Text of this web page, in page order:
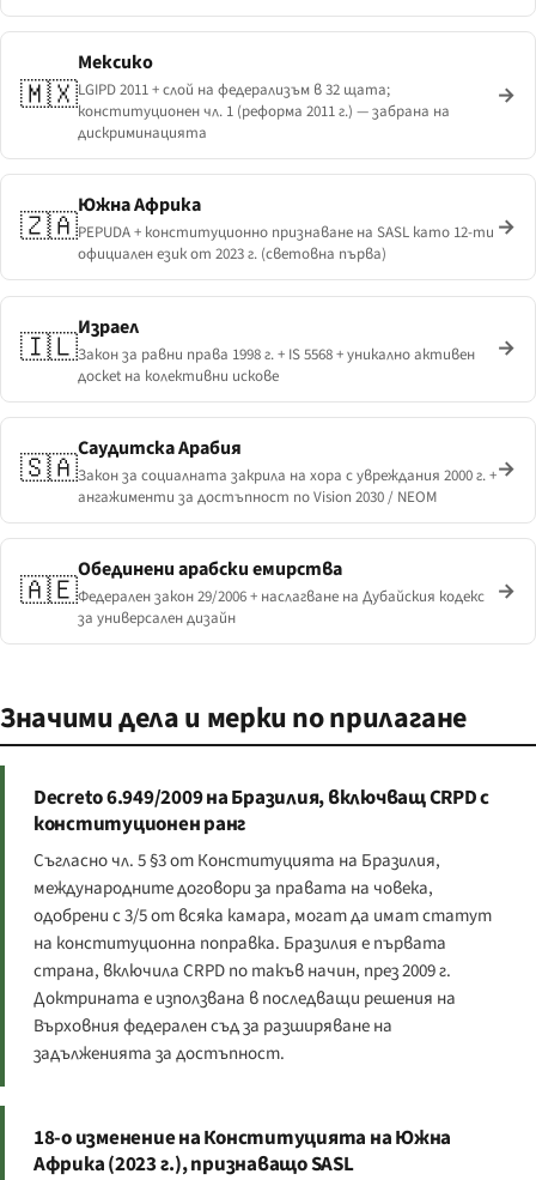
🇲🇽
Мексико
LGIPD 2011 + слой на федерализъм в 32 щата;
конституционен чл. 1 (реформа 2011 г.) — забрана на
дискриминацията
→
🇿🇦
Южна Африка
PEPUDA + конституционно признаване на SASL като 12-ти
официален език от 2023 г. (световна първа)
→
🇮🇱
Израел
Закон за равни права 1998 г. + IS 5568 + уникално активен
дocket на колективни искове
→
🇸🇦
Саудитска Арабия
Закон за социалната закрила на хора с увреждания 2000 г. +
ангажименти за достъпност по Vision 2030 / NEOM
→
🇦🇪
Обединени арабски емирства
Федерален закон 29/2006 + наслагване на Дубайския кодекс
за универсален дизайн
→
Значими дела и мерки по прилагане
Decreto 6.949/2009 на Бразилия, включващ CRPD с
конституционен ранг
Съгласно чл. 5 §3 от Конституцията на Бразилия,
международните договори за правата на човека,
одобрени с 3/5 от всяка камара, могат да имат статут
на конституционна поправка. Бразилия е първата
страна, включила CRPD по такъв начин, през 2009 г.
Доктрината е използвана в последващи решения на
Върховния федерален съд за разширяване на
задълженията за достъпност.
18-о изменение на Конституцията на Южна
Африка (2023 г.), признаващо SASL